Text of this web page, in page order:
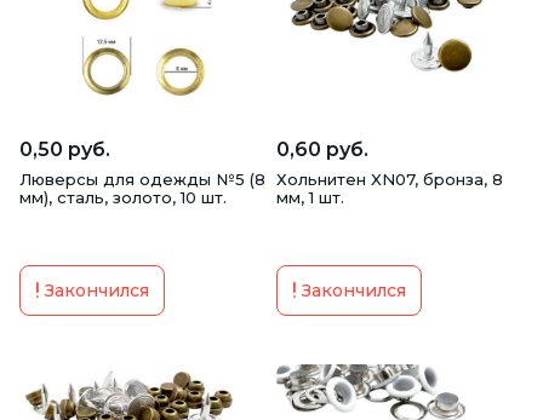
0,50 руб.
Люверсы для одежды №5 (8
мм), сталь, золото, 10 шт.
Закончился
0,60 руб.
Хольнитен XN07, бронза, 8
мм, 1 шт.
Закончился